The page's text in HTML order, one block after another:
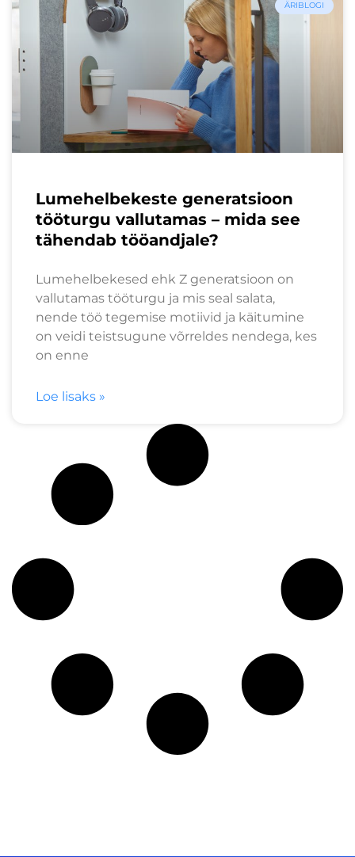
ÄRIBLOGI
Lumehelbekeste generatsioon
tööturgu vallutamas – mida see
tähendab tööandjale?
Lumehelbekesed ehk Z generatsioon on
vallutamas tööturgu ja mis seal salata,
nende töö tegemise motiivid ja käitumine
on veidi teistsugune võrreldes nendega, kes
on enne
Loe lisaks »